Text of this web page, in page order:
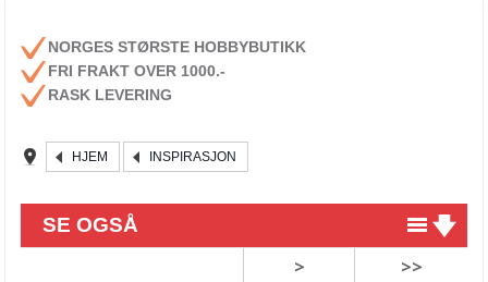
NORGES STØRSTE HOBBYBUTIKK
FRI FRAKT OVER 1000.-
RASK LEVERING
HJEM INSPIRASJON
SE OGSÅ
> >>